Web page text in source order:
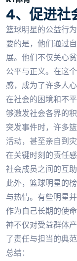
4、促进社
篮球明星的公益行
要的是，他们通过
展。他们不仅关心
公平与正义。在这
感，成为了许多人心
在社会的困境和不
够激发社会各界的
突发事件时，许多
活动，甚至亲自到
在关键时刻的责任
社会成员之间的互助
此外，篮球明星的
与热情。有些明星
作为自己长期的使
神不仅对受益群体
了责任与担当的典
总结：